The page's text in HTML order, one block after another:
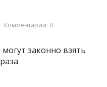
Комментарии: 0
законно взять